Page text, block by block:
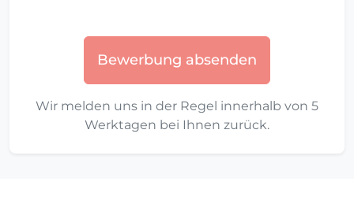
Bewerbung absenden
Wir melden uns in der Regel innerhalb von 5
Werktagen bei Ihnen zurück.